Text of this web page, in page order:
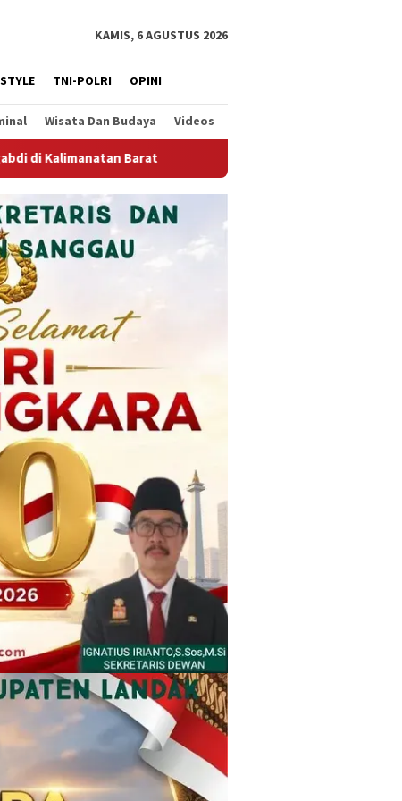
KAMIS, 6 AGUSTUS 2026
TNI-POLRI OPINI
Wisata Dan Budaya Videos
PWI Kalbar Prihatin dan Mengecam Dugaan Intimidasi